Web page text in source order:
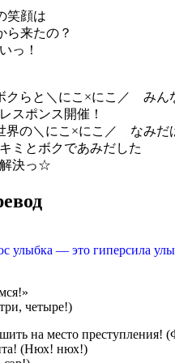
笑顔は
ら来たの？
っ！
らと＼にこ×にこ／ みん
スポンス開催！
界の＼にこ×にこ／ なみだ
ミとボクであみだした
決っ☆
улыбка — это гиперсила
четыре!)
на место преступления!
(Нюх! нюх!)